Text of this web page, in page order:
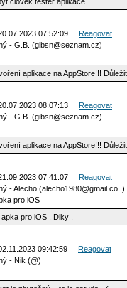
07:52:09 Reagovat
- G.B. (gibsn@seznam.cz)
aplikace na AppStore!!!
08:07:13 Reagovat
- G.B. (gibsn@seznam.cz)
aplikace na AppStore!!!
07:41:07 Reagovat
- Alecho (alecho1980@gmail.co. )
pro iOS
pro iOS . Diky .
09:42:59 Reagovat
- Nik (@)